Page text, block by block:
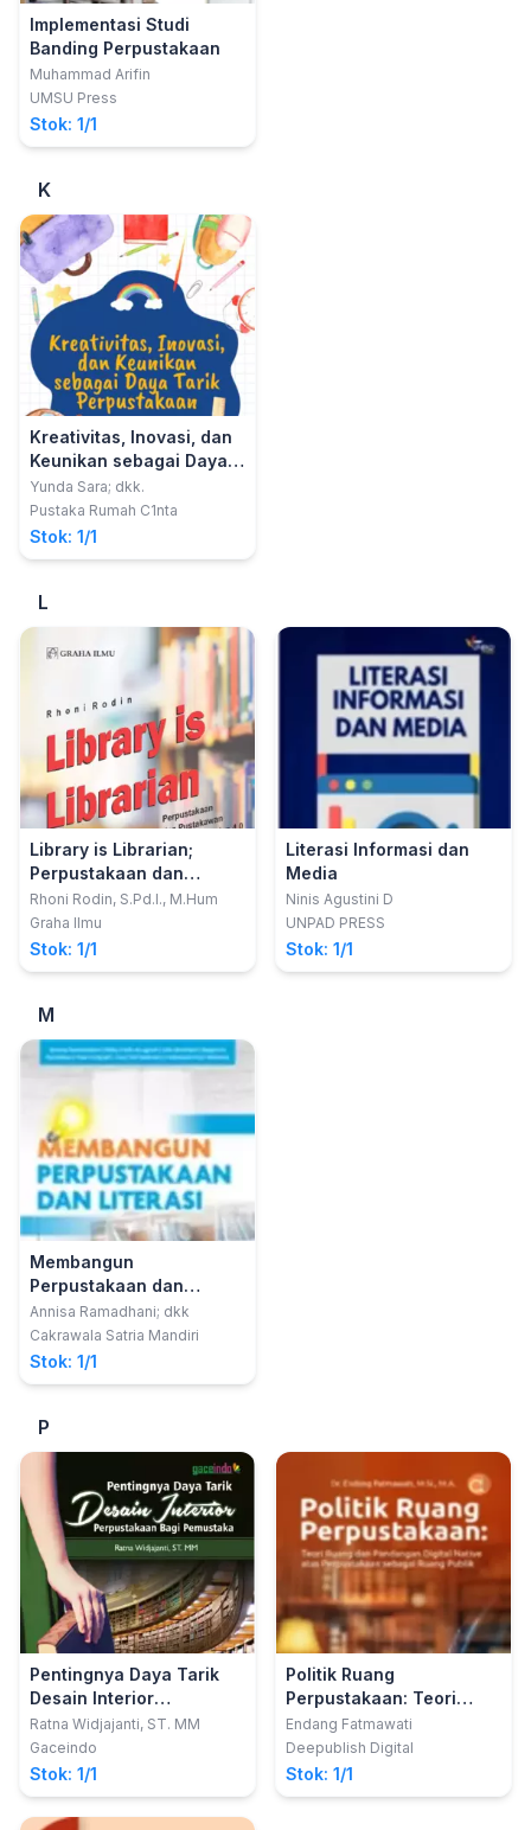
Implementasi Studi
Banding Perpustakaan
Muhammad Arifin
UMSU Press
Stok: 1/1
K
Kreativitas, Inovasi, dan
Keunikan sebagai Daya
Tarik Perpustakaan
Yunda Sara; dkk.
Pustaka Rumah C1nta
Stok: 1/1
L
Library is Librarian;
Perpustakaan dan
Pustakawan di Era
Milenial dan 4.0
Rhoni Rodin, S.Pd.I., M.Hum
Graha Ilmu
Stok: 1/1
Literasi Informasi dan
Media
Ninis Agustini D
UNPAD PRESS
Stok: 1/1
M
Membangun
Perpustakaan dan
Literasi
Annisa Ramadhani; dkk
Cakrawala Satria Mandiri
Stok: 1/1
P
Pentingnya Daya Tarik
Desain Interior
Perpustakaan Bagi
Pemustaka
Ratna Widjajanti, ST. MM
Gaceindo
Stok: 1/1
Politik Ruang
Perpustakaan: Teori
Ruang dan Pandangan
Digital Native atas
Perpustakaan Sebagai
Ruang Publik
Endang Fatmawati
Deepublish Digital
Stok: 1/1